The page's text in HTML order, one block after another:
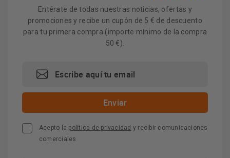
Entérate de todas nuestras noticias, ofertas y
promociones y recibe un cupón de 5 € de descuento
para tu primera compra (importe mínimo de la compra
50 €).
Acepto la política de privacidad y recibir comunicaciones
comerciales